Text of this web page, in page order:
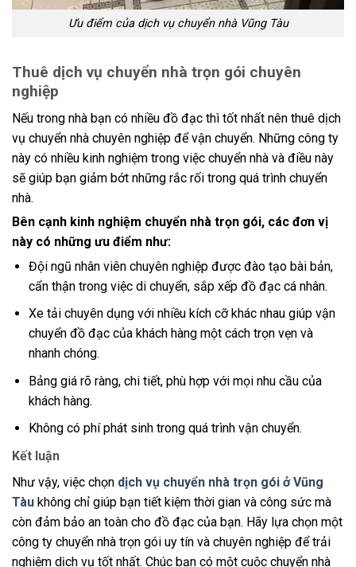
Ưu điểm của dịch vụ chuyển nhà Vũng Tàu
Thuê dịch vụ chuyển nhà trọn gói chuyên
nghiệp
Nếu trong nhà bạn có nhiều đồ đạc thì tốt nhất nên thuê dịch
vụ chuyển nhà chuyên nghiệp để vận chuyển. Những công ty
này có nhiều kinh nghiệm trong việc chuyển nhà và điều này
sẽ giúp bạn giảm bớt những rắc rối trong quá trình chuyển
nhà.
Bên cạnh kinh nghiệm chuyển nhà trọn gói, các đơn vị
này có những ưu điểm như:
Đội ngũ nhân viên chuyên nghiệp được đào tạo bài bản,
cẩn thận trong việc di chuyển, sắp xếp đồ đạc cá nhân.
Xe tải chuyên dụng với nhiều kích cỡ khác nhau giúp vận
chuyển đồ đạc của khách hàng một cách trọn vẹn và
nhanh chóng.
Bảng giá rõ ràng, chi tiết, phù hợp với mọi nhu cầu của
khách hàng.
Không có phí phát sinh trong quá trình vận chuyển.
Kết luận
Như vậy, việc chọn dịch vụ chuyển nhà trọn gói ở Vũng
Tàu không chỉ giúp bạn tiết kiệm thời gian và công sức mà
còn đảm bảo an toàn cho đồ đạc của bạn. Hãy lựa chọn một
công ty chuyển nhà trọn gói uy tín và chuyên nghiệp để trải
nghiệm dịch vụ tốt nhất. Chúc bạn có một cuộc chuyển nhà